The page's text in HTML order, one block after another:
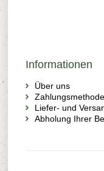
Informationen
Über uns
Liefer- und
Abholung Ihrer